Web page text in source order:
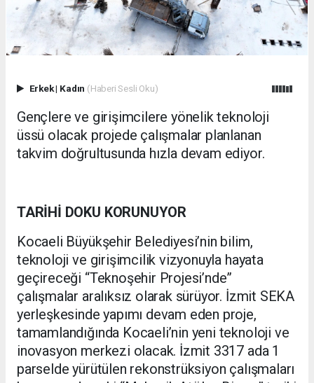
Erkek| Kadın (Haberi Sesli Oku)
Gençlere ve girişimcilere yönelik teknoloji
üssü olacak projede çalışmalar planlanan
takvim doğrultusunda hızla devam ediyor.
TARİHİ DOKU KORUNUYOR
Kocaeli Büyükşehir Belediyesi’nin bilim,
teknoloji ve girişimcilik vizyonuyla hayata
geçireceği “Teknoşehir Projesi’nde”
çalışmalar aralıksız olarak sürüyor. İzmit SEKA
yerleşkesinde yapımı devam eden proje,
tamamlandığında Kocaeli’nin yeni teknoloji ve
inovasyon merkezi olacak. İzmit 3317 ada 1
parselde yürütülen rekonstrüksiyon çalışmaları